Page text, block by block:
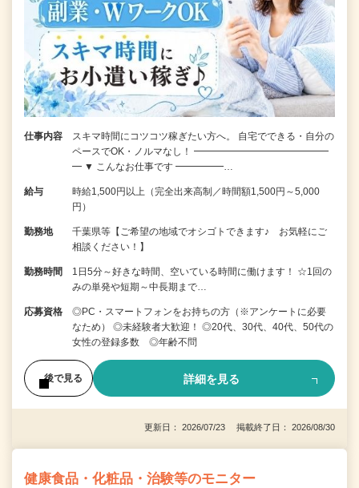
仕事内容
スキマ時間にコツコツ稼ぎたい方へ。 自宅でできる・自分の
ペースでOK・ノルマなし！ ━━━━━━━━━━━━━━
━ ▼ こんなお仕事です ━━━━━…
給与
時給1,500円以上（完全出来高制／時間額1,500円～5,000
円）
勤務地
千葉県等【ご希望の地域でオシゴトできます♪ お気軽にご
相談ください！】
勤務時間
1日5分～好きな時間、空いている時間に働けます！ ☆1回の
みの単発や短期～中長期まで…
応募資格
◎PC・スマートフォンをお持ちの方（※アンケートに必要
なため） ◎未経験者大歓迎！ ◎20代、30代、40代、50代の
女性の登録多数 ◎年齢不問
後で見る 詳細を見る
更新日： 2026/07/23 掲載終了日： 2026/08/30
健康食品・化粧品・治験等のモニター